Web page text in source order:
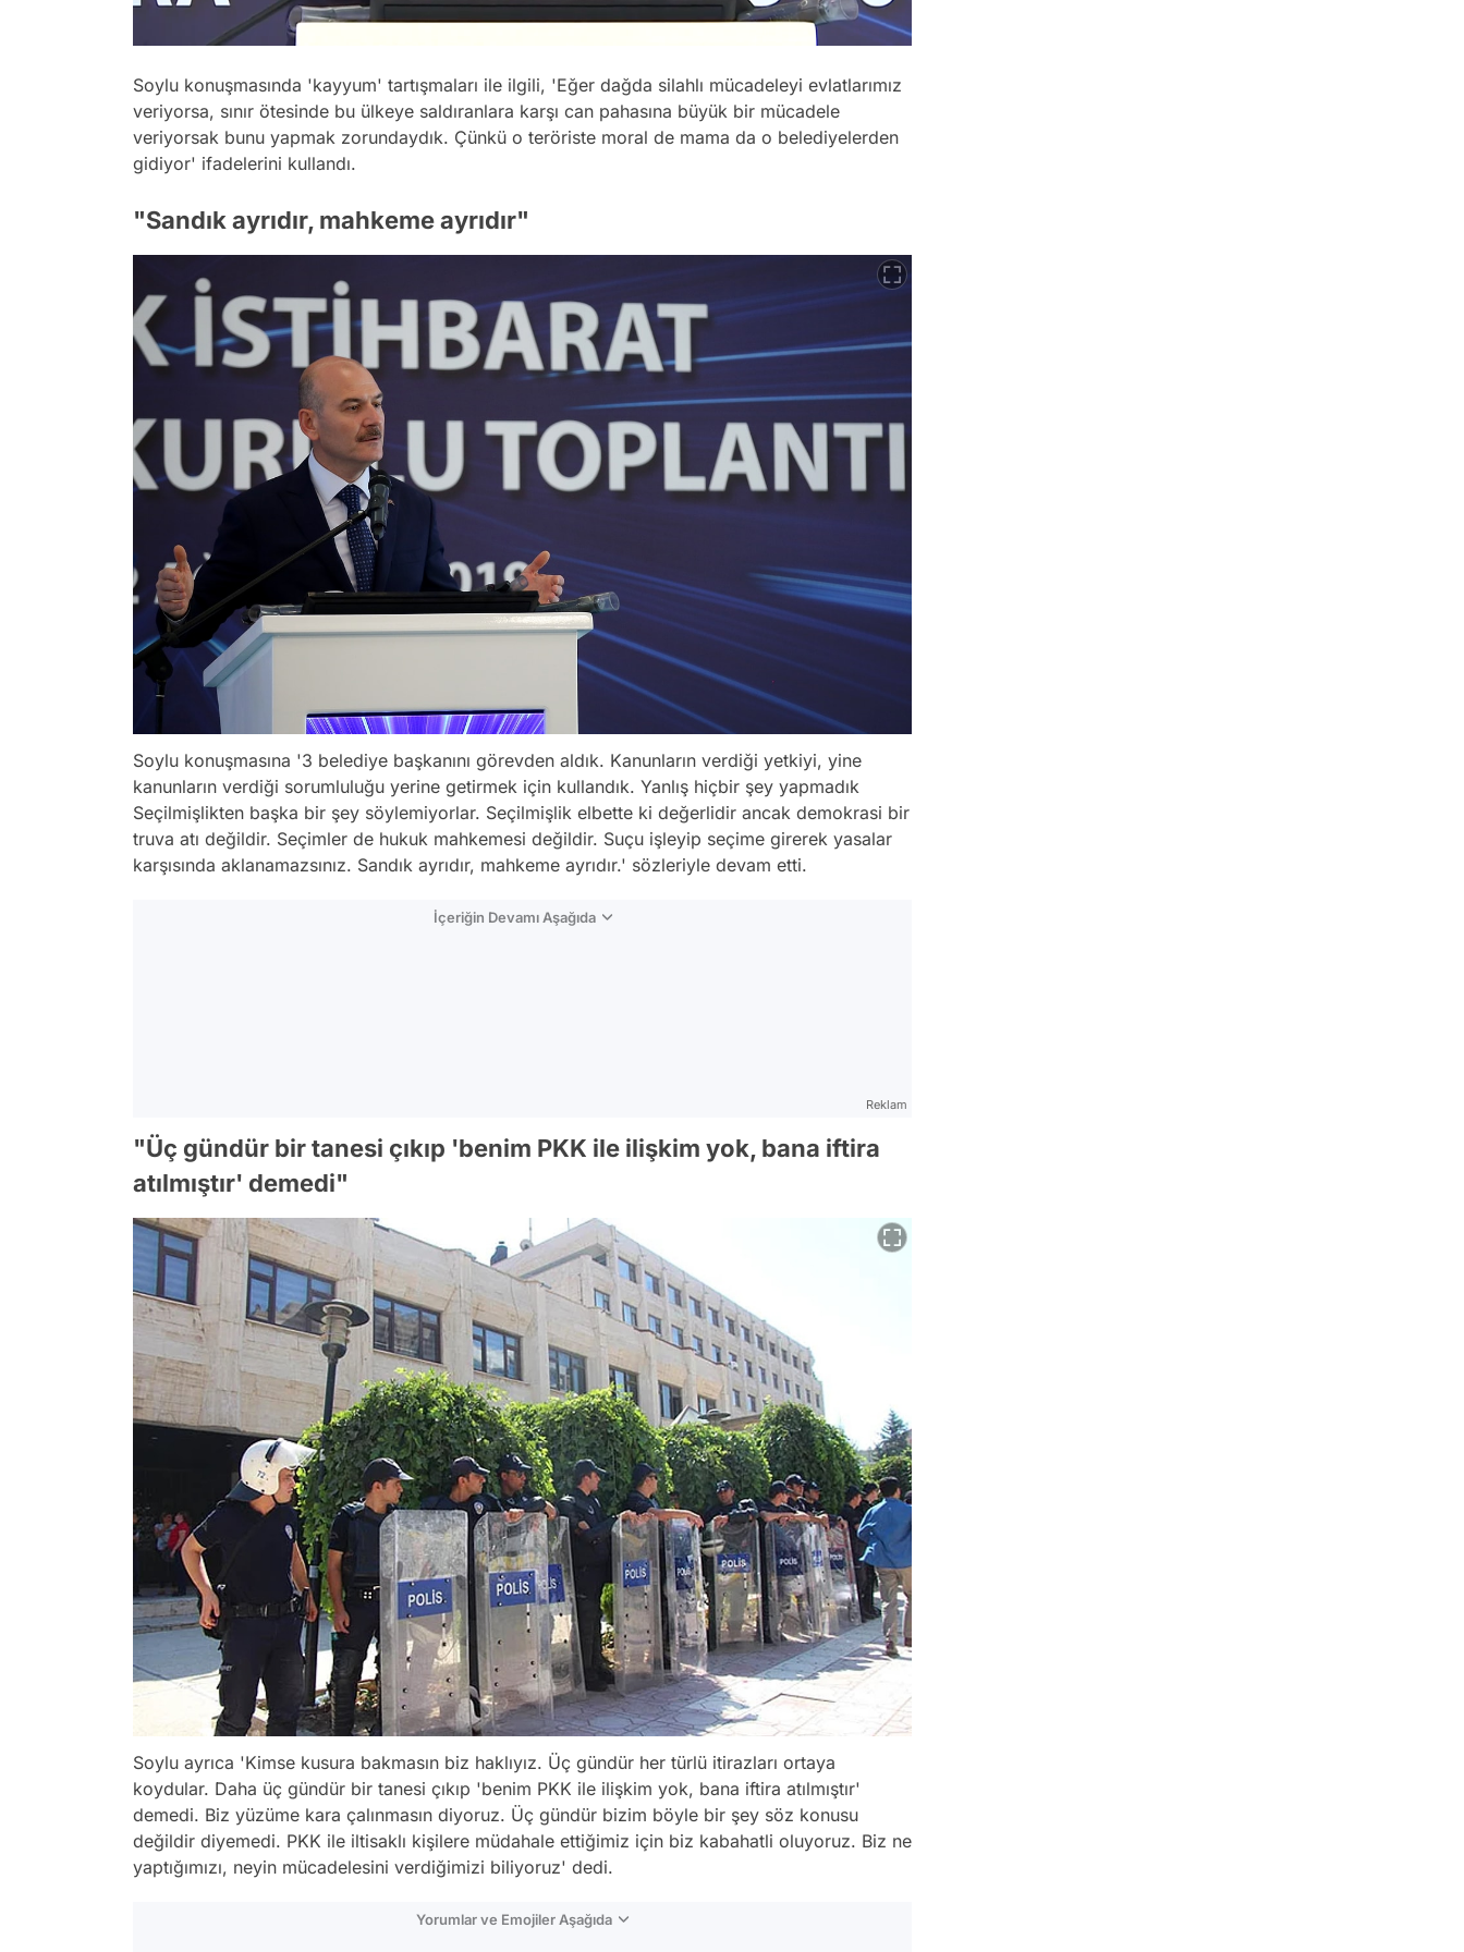
Soylu konuşmasında 'kayyum' tartışmaları ile ilgili, 'Eğer dağda silahlı mücadeleyi evlatlarımız
veriyorsa, sınır ötesinde bu ülkeye saldıranlara karşı can pahasına büyük bir mücadele
veriyorsak bunu yapmak zorundaydık. Çünkü o teröriste moral de mama da o belediyelerden
gidiyor' ifadelerini kullandı.
"Sandık ayrıdır, mahkeme ayrıdır"
Soylu konuşmasına '3 belediye başkanını görevden aldık. Kanunların verdiği yetkiyi, yine
kanunların verdiği sorumluluğu yerine getirmek için kullandık. Yanlış hiçbir şey yapmadık
Seçilmişlikten başka bir şey söylemiyorlar. Seçilmişlik elbette ki değerlidir ancak demokrasi bir
truva atı değildir. Seçimler de hukuk mahkemesi değildir. Suçu işleyip seçime girerek yasalar
karşısında aklanamazsınız. Sandık ayrıdır, mahkeme ayrıdır.' sözleriyle devam etti.
İçeriğin Devamı Aşağıda
Reklam
"Üç gündür bir tanesi çıkıp 'benim PKK ile ilişkim yok, bana iftira
atılmıştır' demedi"
Soylu ayrıca 'Kimse kusura bakmasın biz haklıyız. Üç gündür her türlü itirazları ortaya
koydular. Daha üç gündür bir tanesi çıkıp 'benim PKK ile ilişkim yok, bana iftira atılmıştır'
demedi. Biz yüzüme kara çalınmasın diyoruz. Üç gündür bizim böyle bir şey söz konusu
değildir diyemedi. PKK ile iltisaklı kişilere müdahale ettiğimiz için biz kabahatli oluyoruz. Biz ne
yaptığımızı, neyin mücadelesini verdiğimizi biliyoruz' dedi.
Yorumlar ve Emojiler Aşağıda